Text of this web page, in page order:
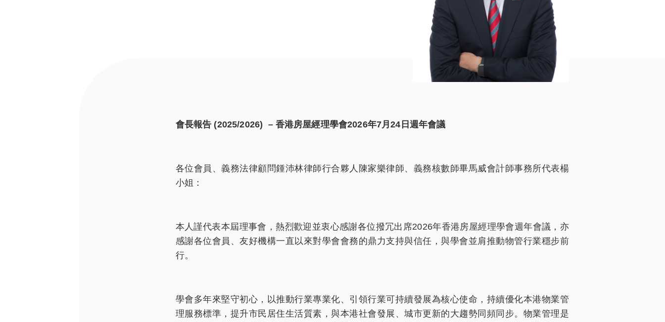
會長報告 (2025/2026) – 香港房屋經理學會2026年7月24日週年會議
各位會員、義務法律顧問鍾沛林律師行合夥人陳家樂律師、義務核數師畢馬威會計師事務所代表楊
小姐：
本人謹代表本屆理事會，熱烈歡迎並衷心感謝各位撥冗出席2026年香港房屋經理學會週年會議，亦
感謝各位會員、友好機構一直以來對學會會務的鼎力支持與信任，與學會並肩推動物管行業穩步前
行。
學會多年來堅守初心，以推動行業專業化、引領行業可持續發展為核心使命，持續優化本港物業管
理服務標準，提升市民居住生活質素，與本港社會發展、城市更新的大趨勢同頻同步。物業管理是